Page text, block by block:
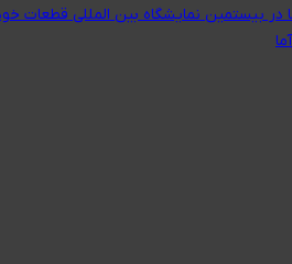
بیستمین نمایشگاه بین المللی قطعات